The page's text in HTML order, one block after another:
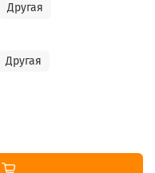
Другая
Другая